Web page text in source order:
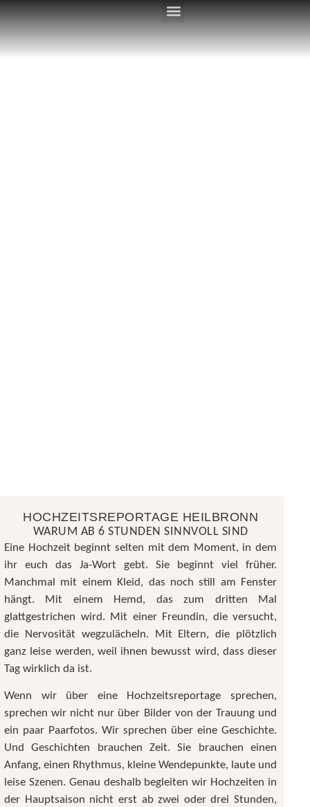
HOCHZEITSREPORTAGE HEILBRONN
WARUM AB 6 STUNDEN SINNVOLL SIND
Eine Hochzeit beginnt selten mit dem Moment, in dem
ihr euch das Ja-Wort gebt. Sie beginnt viel früher.
Manchmal mit einem Kleid, das noch still am Fenster
hängt. Mit einem Hemd, das zum dritten Mal
glattgestrichen wird. Mit einer Freundin, die versucht,
die Nervosität wegzulächeln. Mit Eltern, die plötzlich
ganz leise werden, weil ihnen bewusst wird, dass dieser
Tag wirklich da ist.
Wenn wir über eine Hochzeitsreportage sprechen,
sprechen wir nicht nur über Bilder von der Trauung und
ein paar Paarfotos. Wir sprechen über eine Geschichte.
Und Geschichten brauchen Zeit. Sie brauchen einen
Anfang, einen Rhythmus, kleine Wendepunkte, laute und
leise Szenen. Genau deshalb begleiten wir Hochzeiten in
der Hauptsaison nicht erst ab zwei oder drei Stunden,